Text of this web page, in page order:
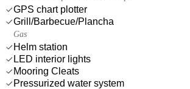
GPS chart plotter
Grill/Barbecue/Plancha
Gas
Helm station
LED interior lights
Mooring Cleats
Pressurized water system